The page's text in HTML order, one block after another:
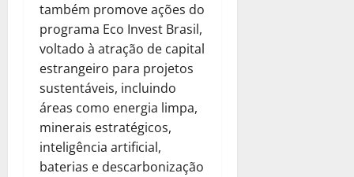
também promove ações do
programa Eco Invest Brasil,
voltado à atração de capital
estrangeiro para projetos
sustentáveis, incluindo
áreas como energia limpa,
minerais estratégicos,
inteligência artificial,
baterias e descarbonização